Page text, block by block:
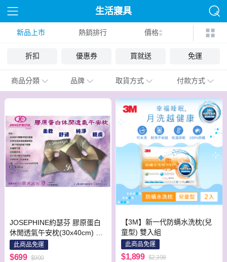
生活寢具
新品上市 熱銷排行 價格
折扣 優惠券 買就送 免運
商品分類 品牌 取貨方式 付款方式
JOSEPHINE約瑟芬 膠原蛋白
休閒透氣午安枕(30x40cm) 台
灣製
此商品免運
$699 $900
【3M】新一代防螨水洗枕(兒
童型) 雙入組
此商品免運
$1,899 $2,398